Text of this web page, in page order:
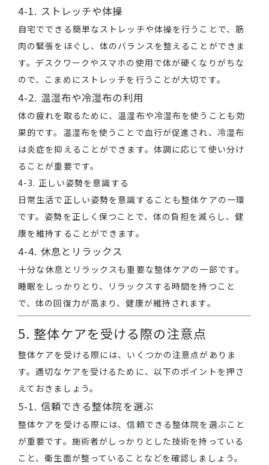
4-1. ストレッチや体操
自宅でできる簡単なストレッチや体操を行うことで、筋
肉の緊張をほぐし、体のバランスを整えることができま
す。デスクワークやスマホの使用で体が硬くなりがちな
ので、こまめにストレッチを行うことが大切です。
4-2. 温湿布や冷湿布の利用
体の疲れを取るために、温湿布や冷湿布を使うことも効
果的です。温湿布を使うことで血行が促進され、冷湿布
は炎症を抑えることができます。体調に応じて使い分け
ることが重要です。
4-3. 正しい姿勢を意識する
日常生活で正しい姿勢を意識することも整体ケアの一環
です。姿勢を正しく保つことで、体の負担を減らし、健
康を維持することができます。
4-4. 休息とリラックス
十分な休息とリラックスも重要な整体ケアの一部です。
睡眠をしっかりとり、リラックスする時間を持つこと
で、体の回復力が高まり、健康が維持されます。
5. 整体ケアを受ける際の注意点
整体ケアを受ける際には、いくつかの注意点がありま
す。適切なケアを受けるために、以下のポイントを押さ
えておきましょう。
5-1. 信頼できる整体院を選ぶ
整体ケアを受ける際には、信頼できる整体院を選ぶこと
が重要です。施術者がしっかりとした技術を持っている
こと、衛生面が整っていることなどを確認しましょう。